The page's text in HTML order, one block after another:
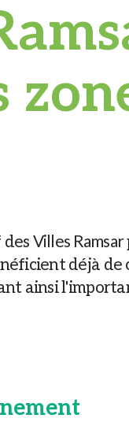
Villes Ramsar
déjà
ainsi